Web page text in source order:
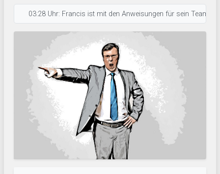
03:28 Uhr: Francis ist mit den Anweisungen für sein Team